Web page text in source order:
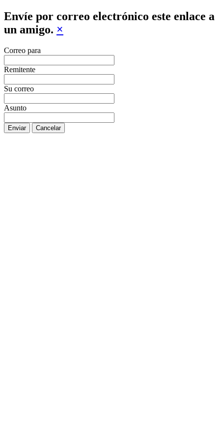
Envíe por correo electrónico este enlace a
un amigo. ×
Correo para
Remitente
Su correo
Asunto
Enviar Cancelar